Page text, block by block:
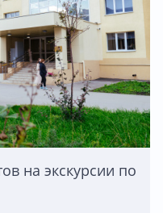
на экскурсии по